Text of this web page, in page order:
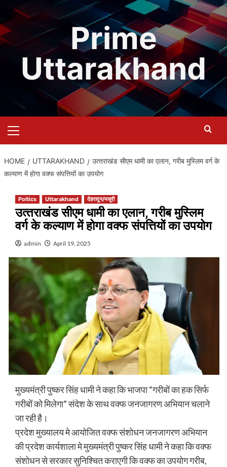
content
Prime
Uttarakhand
Menu
HOME UTTARAKHAND
उत्‍तराखंड सीएम धामी का एलान, गरीब मुस्लिम वर्ग के
कल्याण में होगा वक्‍फ संपत्तियों का उपयोग
Poltics Uttarakhand देहरादून/मसूरी
उत्‍तराखंड सीएम धामी का एलान, गरीब मुस्लिम
वर्ग के कल्याण में होगा वक्‍फ संपत्तियों का उपयोग
admin April 19, 2025
मुख्यमंत्री पुष्कर सिंह धामी ने कहा कि भाजपा “गरीबों का हक सिर्फ
गरीबों को मिलेगा” संदेश के साथ वक्फ जनजागरण अभियान चलाने
जा रही है।
प्रदेश मुख्यालय मे आयोजित वक्फ संशोधन जनजागरण अभियान
की प्रदेश कार्यशाला मे मुख्यमंत्री पुष्कर सिंह धामी ने कहा कि वक्फ
संशोधन से सरकार सुनिश्चित कराएगी कि वक्फ का उपयोग गरीब,